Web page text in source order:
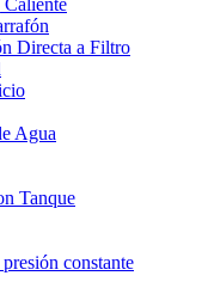
Caliente
Directa a Filtro
Agua
Tanque
constante